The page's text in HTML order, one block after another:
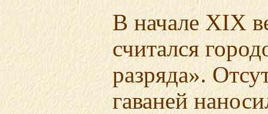
В начале XIX
считался
разряда».
гаваней